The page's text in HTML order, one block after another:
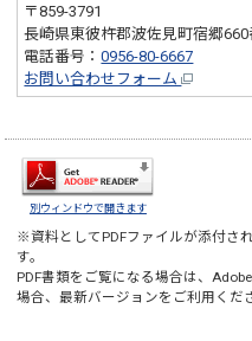
〒859-3791
長崎県東彼杵郡波佐見町宿郷660
電話番号：0956-80-6667
お問い合わせフォーム
別ウィンドウで開きます
※資料としてPDFファイルが添付さ
す。
PDF書類をご覧になる場合は、
場合、最新バージョンをご利用くだ